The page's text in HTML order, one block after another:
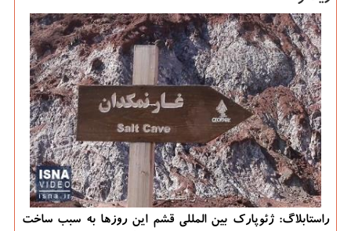
راستابلاگ: ژئوپارك بین المللی قشم این روزها به سبب ساخت